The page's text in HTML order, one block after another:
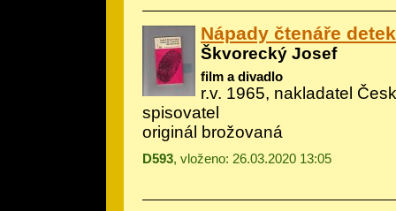
Nápady čtenáře
Škvorecký Josef
film a divadlo
r.v. 1965, nakladatel
spisovatel
originál brožovaná
D593, vloženo: 26.03.2020 13:05